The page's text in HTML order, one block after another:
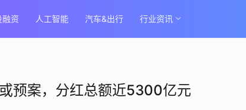
融资 人工智能 汽车&出行 行业资讯
预案，分红总额近5300亿元